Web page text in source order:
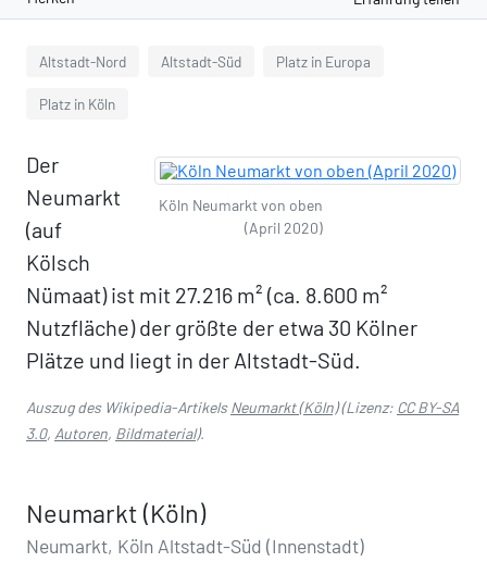
Altstadt-Nord Altstadt-Süd Platz in Europa
Platz in Köln
Köln Neumarkt von oben
(April 2020)
Der
Neumarkt
(auf
Kölsch
Nümaat) ist mit 27.216 m² (ca. 8.600 m²
Nutzfläche) der größte der etwa 30 Kölner
Plätze und liegt in der Altstadt-Süd.
Auszug des Wikipedia-ArtikelsNeumarkt (Köln)(Lizenz: CC BY-SA
3.0, Autoren, Bildmaterial).
Neumarkt (Köln)
Neumarkt, Köln Altstadt-Süd (Innenstadt)